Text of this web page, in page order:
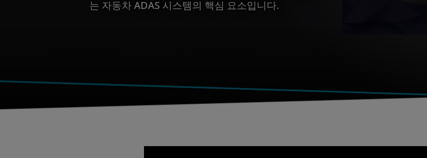
는 자동차 ADAS 시스템의 핵심 요소입니다.